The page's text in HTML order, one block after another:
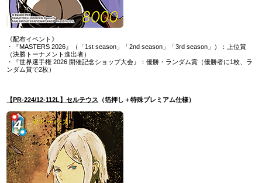
《配布イベント》
・『MASTERS 2026』（「1st season」「2nd season」「3rd season」）：上位賞
（決勝トーナメント進出者）
・『世界選手権 2026 開催記念ショップ大会』：優勝・ランダム賞（優勝者に1枚、ラ
ンダム賞で2枚）
【PR-224/12-112L】セルテウス （箔押し＋特殊プレミアム仕様）